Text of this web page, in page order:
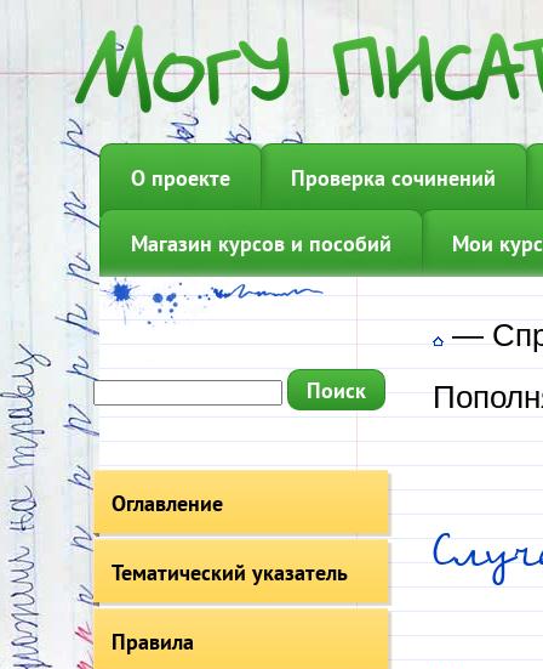
О проекте Проверка сочинений
Магазин курсов и пособий Мои
Оглавление
Тематический указатель
Правила
—